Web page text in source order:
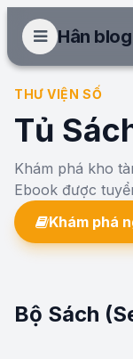
Hân blog
THƯ VIỆN SỐ
Tủ
Khám phá kho
Ebook được
Khám phá
Bộ Sách